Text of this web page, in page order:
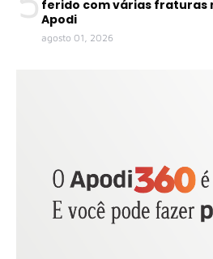
ferido com várias fraturas
Apodi
agosto 01, 2026